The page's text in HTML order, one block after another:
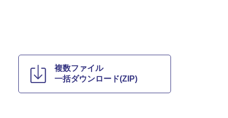
複数ファイル
一括ダウンロード(ZIP)